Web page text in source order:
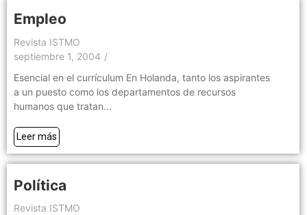
Empleo
Revista ISTMO
septiembre 1, 2004 /
Esencial en el currículum En Holanda, tanto los aspirantes
a un puesto como los departamentos de recursos
humanos que tratan...
Leer más
Política
Revista ISTMO